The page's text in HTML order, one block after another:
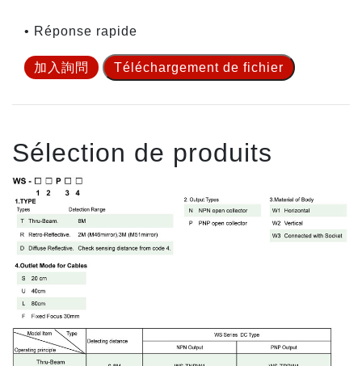
• Réponse rapide
加入詢問 Téléchargement de fichier
Sélection de produits